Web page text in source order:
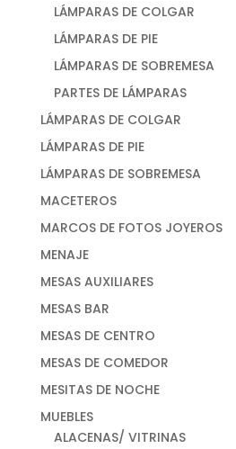
LÁMPARAS DE COLGAR
LÁMPARAS DE PIE
LÁMPARAS DE SOBREMESA
PARTES DE LÁMPARAS
LÁMPARAS DE COLGAR
LÁMPARAS DE PIE
LÁMPARAS DE SOBREMESA
MACETEROS
MARCOS DE FOTOS JOYEROS
MENAJE
MESAS AUXILIARES
MESAS BAR
MESAS DE CENTRO
MESAS DE COMEDOR
MESITAS DE NOCHE
MUEBLES
ALACENAS/ VITRINAS